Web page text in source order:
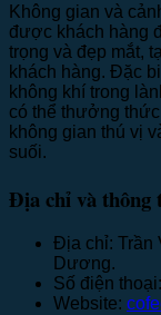
Không gian và
được khách hàng
trọng và đẹp mắt,
khách hàng. Đặc
không khí trong
có thể thưởng
không gian thú vị
suối.
Địa chỉ và thông
Địa chỉ: Trần
Dương.
Số điện
Website: